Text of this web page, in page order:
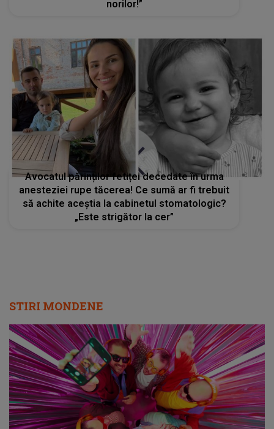
norilor!”
Avocatul părinților fetiței decedate în urma
anesteziei rupe tăcerea! Ce sumă ar fi trebuit
să achite aceștia la cabinetul stomatologic?
„Este strigător la cer”
STIRI MONDENE